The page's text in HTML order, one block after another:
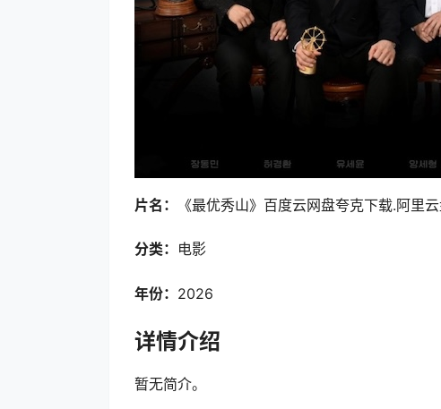
片名： 《最优秀山》百度云网盘夸克下载.阿里
分类： 电影
年份： 2026
详情介绍
暂无简介。